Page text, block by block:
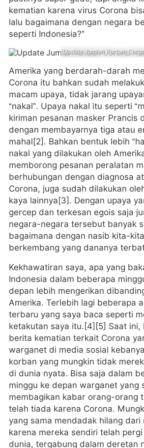
kematian karena virus Corona
lalu bagaimana dengan negara
seperti Indonesia?”
Update Jumlah Korban
Amerika yang berdarah-darah
Corona itu bahkan sudah
macam upaya, tidak jarang
“nakal”. Upaya nakal itu seperti
kiriman pesanan masker Prancis
dengan membayarnya tiga atau
mahal[2]. Bahkan bentuk lebih
nakal yang dilakukan oleh
memborong pesanan peralatan
berhubungan dengan diagnosa
Corona, juga sudah dilakukan
kaya lainnya[3]. Dengan upaya
gercep dan terkesan egois saja
negara-negara tersebut banyak
bagaimana dengan nasib kita-
berkembang yang dananya
Kekhawatiran saya, apa yang
Indonesia dalam beberapa
depan lebih mengerikan
Amerika. Terlebih lagi beberapa
terbaru yang saya baca seperti
ketakutan saya itu.[4][5] Saat ini,
berita kematian terkait Corona
warganet di media sosial
korban yang mungkin tidak
di dunia nyata. Bisa saja dalam
minggu ke depan warganet yang
membagikan kabar orang-orang
telah tiada karena Corona.
yang sama mendadak hilang dari
karena mereka sendiri telah
dunia, tergabung dalam deretan